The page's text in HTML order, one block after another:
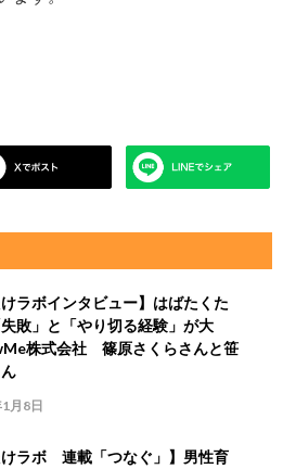
けラボインタビュー】はばたくた
敗」と「やり切る経験」が大
株式会社 篠原さくらさんと笹
月8日
けラボ 連載「つなぐ」】男性育